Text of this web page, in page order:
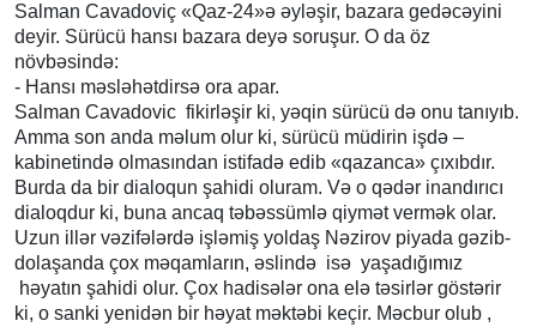
Salman Cavadoviç «Qaz-24»ə əyləşir, bazara gedəcəyini
deyir. Sürücü hansı bazara deyə soruşur. O da öz
növbəsində:
- Hansı məsləhətdirsə ora apar.
Salman Cavadovic fikirləşir ki, yəqin sürücü də onu tanıyıb.
Amma son anda məlum olur ki, sürücü müdirin işdə –
kabinetində olmasından istifadə edib «qazanca» çıxıbdır.
Burda da bir dialoqun şahidi oluram. Və o qədər inandırıcı
dialoqdur ki, buna ancaq təbəssümlə qiymət vermək olar.
Uzun illər vəzifələrdə işləmiş yoldaş Nəzirov piyada gəzib-
dolaşanda çox məqamların, əslində isə yaşadığımız
həyatın şahidi olur. Çox hadisələr ona elə təsirlər göstərir
ki, o sanki yenidən bir həyat məktəbi keçir. Məcbur olub ,